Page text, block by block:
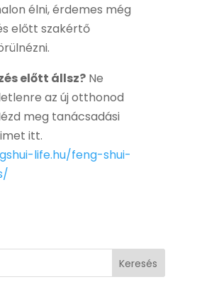
élni, érdemes még
előtt szakértő
előtt állsz?Ne
az új otthonod
meg tanácsadási
itt.
life.hu/feng-shui-
Keresés